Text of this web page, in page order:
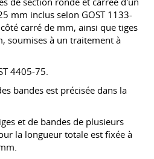
mm inclus selon GOST 1133-
carré de mm, ainsi que tiges
soumises à un traitement à
4405-75.
bandes est précisée dans la
et de bandes de plusieurs
la longueur totale est fixée à